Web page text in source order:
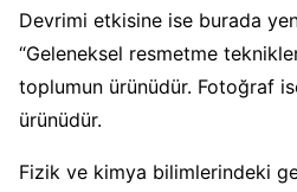
Devrimi etkisine ise burada
“Geleneksel resmetme
toplumun ürünüdür. Fotoğraf
ürünüdür.
Fizik ve kimya bilimlerindeki